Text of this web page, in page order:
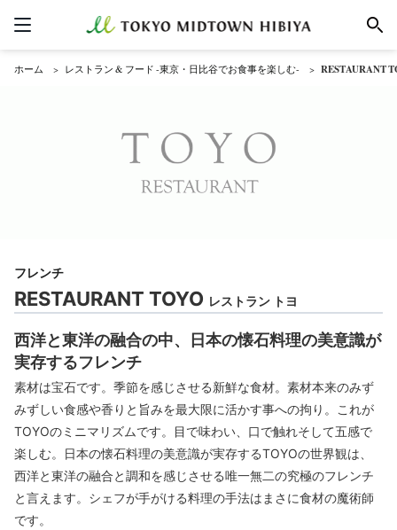
ホーム レストラン & フード -東京・日比谷でお食事を楽しむ- RESTAURANT
フレンチ
RESTAURANT TOYO レストラン トヨ
西洋と東洋の融合の中、日本の懐石料理の美意識が
実存するフレンチ
素材は宝石です。季節を感じさせる新鮮な食材。素材本来のみず
みずしい食感や香りと旨みを最大限に活かす事への拘り。これが
TOYOのミニマリズムです。目で味わい、口で触れそして五感で
楽しむ。日本の懐石料理の美意識が実存するTOYOの世界観は、
西洋と東洋の融合と調和を感じさせる唯一無二の究極のフレンチ
と言えます。シェフが手がける料理の手法はまさに食材の魔術師
です。